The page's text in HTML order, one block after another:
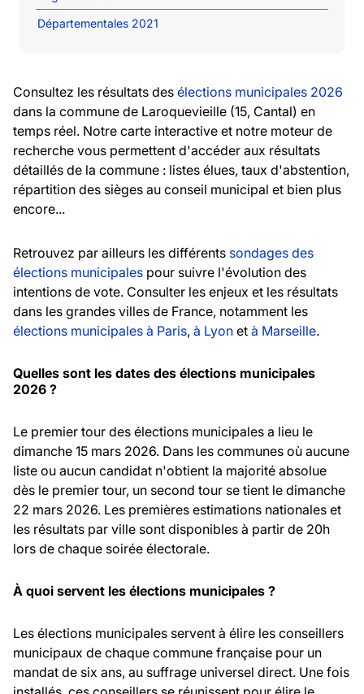
Départementales 2021
Consultez les résultats des élections municipales 2026
dans la commune de Laroquevieille (15, Cantal) en
temps réel. Notre carte interactive et notre moteur de
recherche vous permettent d'accéder aux résultats
détaillés de la commune : listes élues, taux d'abstention,
répartition des sièges au conseil municipal et bien plus
encore...
Retrouvez par ailleurs les différents sondages des
élections municipales pour suivre l'évolution des
intentions de vote. Consulter les enjeux et les résultats
dans les grandes villes de France, notamment les
élections municipales à Paris, à Lyon et à Marseille.
Quelles sont les dates des élections municipales
2026 ?
Le premier tour des élections municipales a lieu le
dimanche 15 mars 2026. Dans les communes où aucune
liste ou aucun candidat n'obtient la majorité absolue
dès le premier tour, un second tour se tient le dimanche
22 mars 2026. Les premières estimations nationales et
les résultats par ville sont disponibles à partir de 20h
lors de chaque soirée électorale.
À quoi servent les élections municipales ?
Les élections municipales servent à élire les conseillers
municipaux de chaque commune française pour un
mandat de six ans, au suffrage universel direct. Une fois